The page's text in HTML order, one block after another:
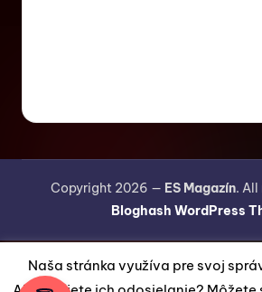
Copyright 2026 — ES Magazín. All
Bloghash WordPress
Naša stránka využíva pre svoj